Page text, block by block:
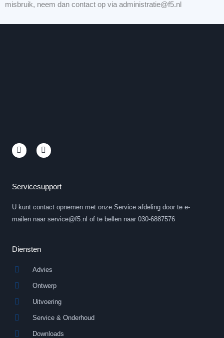
misbruik, neem dan contact op via administratie@f5.nl
L
i
d
n
-
i
Y
o
b
Servicesupport
U kunt contact opnemen met onze Service afdeling door te e-
mailen naar service@f5.nl of te bellen naar 030-6887576
Diensten
Advies
Ontwerp
Uitvoering
Service & Onderhoud
Downloads